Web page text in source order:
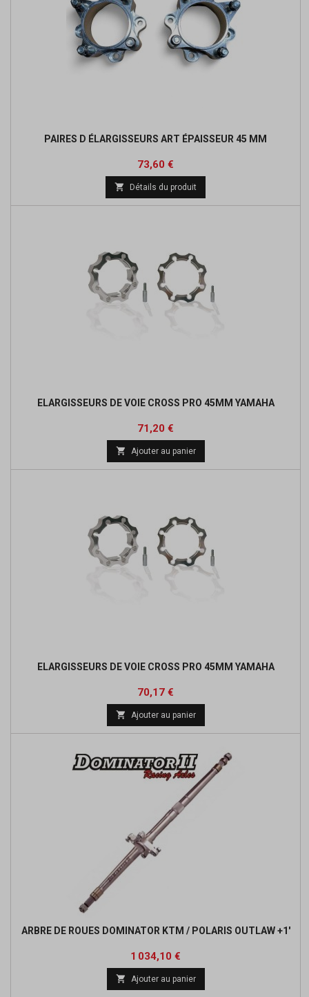
PAIRES D ÉLARGISSEURS ART ÉPAISSEUR 45 MM
Prix
73,60 €
base
 Détails du produit
ELARGISSEURS DE VOIE CROSS PRO 45MM YAMAHA
Prix
71,20 €
base
 Ajouter au panier
ELARGISSEURS DE VOIE CROSS PRO 45MM YAMAHA
Prix
70,17 €
base
 Ajouter au panier
ARBRE DE ROUES DOMINATOR KTM / POLARIS OUTLAW +1'
Prix
1 034,10 €
de
base
 Ajouter au panier